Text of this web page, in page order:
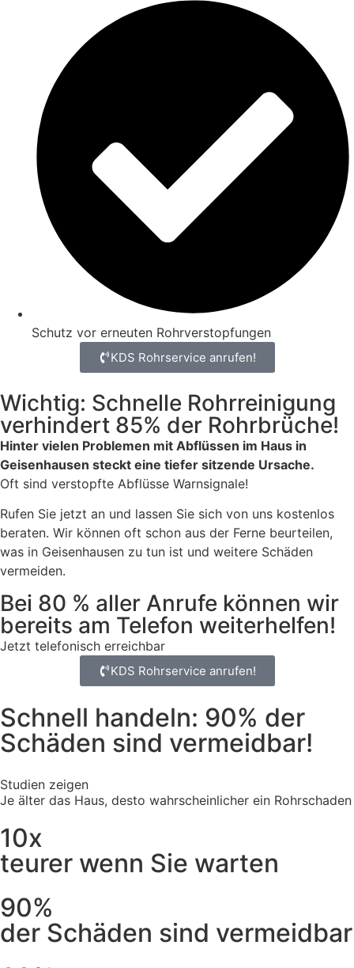
Schutz vor erneuten Rohrverstopfungen
KDS Rohrservice anrufen!
Wichtig: Schnelle Rohrreinigung
verhindert 85% der Rohrbrüche!
Hinter vielen Problemen mit Abflüssen im Haus in
Geisenhausen steckt eine tiefer sitzende Ursache.
Oft sind verstopfte Abflüsse Warnsignale!
Rufen Sie jetzt an und lassen Sie sich von uns kostenlos
beraten. Wir können oft schon aus der Ferne beurteilen,
was in Geisenhausen zu tun ist und weitere Schäden
vermeiden.
Bei 80 % aller Anrufe können wir
bereits am Telefon weiterhelfen!
Jetzt telefonisch erreichbar
KDS Rohrservice anrufen!
Schnell handeln: 90% der
Schäden sind vermeidbar!
Studien zeigen
Je älter das Haus, desto wahrscheinlicher ein Rohrschaden
10x
teurer wenn Sie warten
90%
der Schäden sind vermeidbar